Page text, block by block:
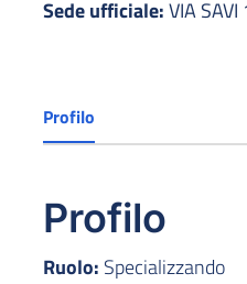
Sede ufficiale:VIA
Profilo
Profilo
Ruolo: Specializzando